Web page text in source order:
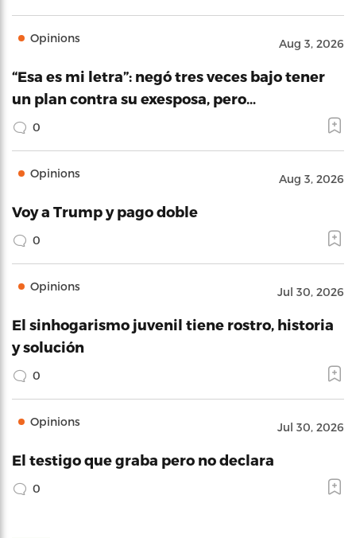
Opinions Aug 3, 2026
“Esa es mi letra”: negó tres veces bajo tener
un plan contra su exesposa, pero…
0
Opinions Aug 3, 2026
Voy a Trump y pago doble
0
Opinions Jul 30, 2026
El sinhogarismo juvenil tiene rostro, historia
y solución
0
Opinions Jul 30, 2026
El testigo que graba pero no declara
0